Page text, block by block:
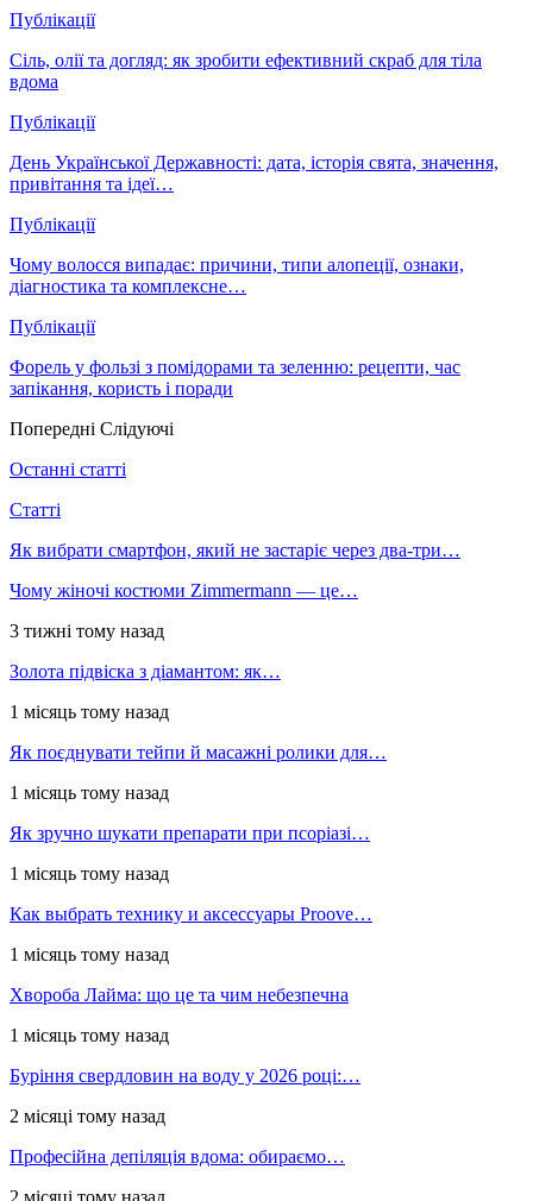
Публікації
Сіль, олії та догляд: як зробити ефективний скраб для тіла
вдома
Публікації
День Української Державності: дата, історія свята, значення,
привітання та ідеї…
Публікації
Чому волосся випадає: причини, типи алопеції, ознаки,
діагностика та комплексне…
Публікації
Форель у фользі з помідорами та зеленню: рецепти, час
запікання, користь і поради
Попередні Слідуючі
Останні статті
Статті
Як вибрати смартфон, який не застаріє через два-три…
Чому жіночі костюми Zimmermann — це…
3 тижні тому назад
Золота підвіска з діамантом: як…
1 місяць тому назад
Як поєднувати тейпи й масажні ролики для…
1 місяць тому назад
Як зручно шукати препарати при псоріазі…
1 місяць тому назад
Как выбрать технику и аксессуары Proove…
1 місяць тому назад
Хвороба Лайма: що це та чим небезпечна
1 місяць тому назад
Буріння свердловин на воду у 2026 році:…
2 місяці тому назад
Професійна депіляція вдома: обираємо…